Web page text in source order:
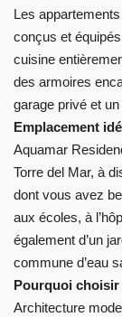
Les
conçus et
cuisine
des armoires
garage privé et
Emplacement
Aquamar
Torre del Mar, à
dont vous avez
aux écoles, à
également d’un
commune d’eau
Pourquoi
Architecture